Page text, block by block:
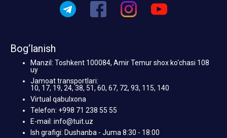
Bog‘lanish
Manzil: Toshkent 100084, Amir Temur shox ko‘chasi 108
uy
Jamoat transportlari:
10, 17, 19, 24, 38, 51, 60, 67, 72, 93, 115, 140
Virtual qabulxona
Telefon: +998 71 238 55 55
E-mail: info@tuit.uz
Ish grafigi: Dushanba - Juma 8:30 - 18:00